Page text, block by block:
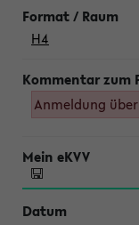
H4
Anmeldung über